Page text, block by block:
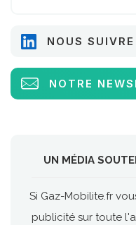
NOUS
NOTRE
UN MÉDIA
Si Gaz-Mobilite.fr
publicité sur toute